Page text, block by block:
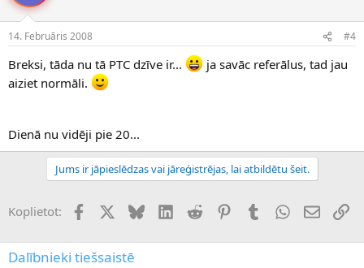
14. Februāris 2008 #4
Breksi, tāda nu tā PTC dzīve ir...
ja savāc referālus, tad jau
aiziet normāli.
Dienā nu vidēji pie 20...
Jums ir jāpieslēdzas vai jāreģistrējas, lai atbildētu šeit.
Koplietot: FacebookX (Twitter)
BlueskyLinkedInReddit PinterestTumblrWhatsApp
E-pasts
Dalībnieki tiešsaistē